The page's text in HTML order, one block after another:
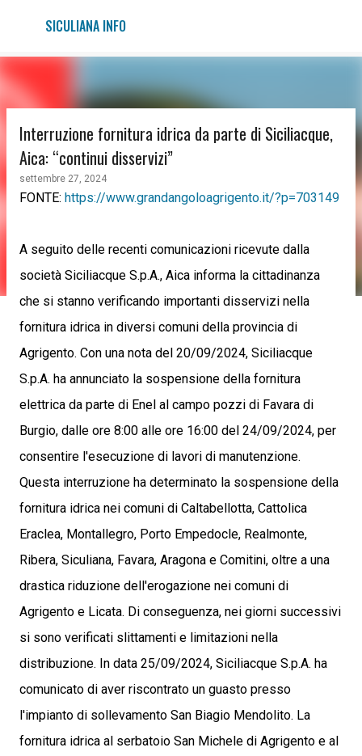
Passa ai contenuti principali
SICULIANA INFO
Interruzione fornitura idrica da parte di Siciliacque,
Aica: “continui disservizi”
settembre 27, 2024
FONTE: https://www.grandangoloagrigento.it/?p=703149
A seguito delle recenti comunicazioni ricevute dalla
società Siciliacque S.p.A., Aica informa la cittadinanza
che si stanno verificando importanti disservizi nella
fornitura idrica in diversi comuni della provincia di
Agrigento. Con una nota del 20/09/2024, Siciliacque
S.p.A. ha annunciato la sospensione della fornitura
elettrica da parte di Enel al campo pozzi di Favara di
Burgio, dalle ore 8:00 alle ore 16:00 del 24/09/2024, per
consentire l'esecuzione di lavori di manutenzione.
Questa interruzione ha determinato la sospensione della
fornitura idrica nei comuni di Caltabellotta, Cattolica
Eraclea, Montallegro, Porto Empedocle, Realmonte,
Ribera, Siculiana, Favara, Aragona e Comitini, oltre a una
drastica riduzione dell'erogazione nei comuni di
Agrigento e Licata. Di conseguenza, nei giorni successivi
si sono verificati slittamenti e limitazioni nella
distribuzione. In data 25/09/2024, Siciliacque S.p.A. ha
comunicato di aver riscontrato un guasto presso
l'impianto di sollevamento San Biagio Mendolito. La
fornitura idrica al serbatoio San Michele di Agrigento e al